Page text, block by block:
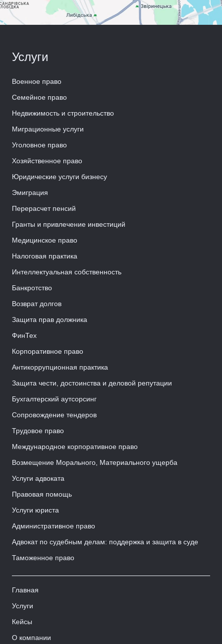
Услуги
Военное право
Семейное право
Недвижимость и строительство
Миграционные услуги
Уголовное право
Хозяйственное право
Юридические услуги бизнесу
Эмиграция
Перерасчет пенсий
Гранты и привлечение инвестиций
Медицинское право
Налоговая практика
Интеллектуальная собственность
Банкротство
Возврат долгов
Защита прав должника
ФинТех
Корпоративное право
Антикоррупционная практика
Защита чести, достоинства и деловой репутации
Бухгалтерский аутсорсинг
Сопровождение тендеров
Трудовое право
Международное корпоративное право
Возмещение Морального, Материального ущерба
Услуги адвоката
Правовая помощь
Услуги юриста
Административное право
Адвокат по судебным делам: поддержка и защита в суде
Таможенное право
Главная
Услуги
Кейсы
О компании